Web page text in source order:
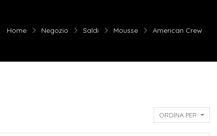
Home Negozio Saldi Mousse American Crew
ORDINA PER